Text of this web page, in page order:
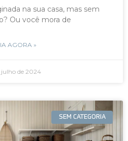
na sua casa, mas sem
Ou você mora de
AGORA »
julho de 2024
SEM CATEGORIA